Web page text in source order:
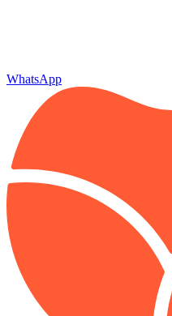
WhatsApp